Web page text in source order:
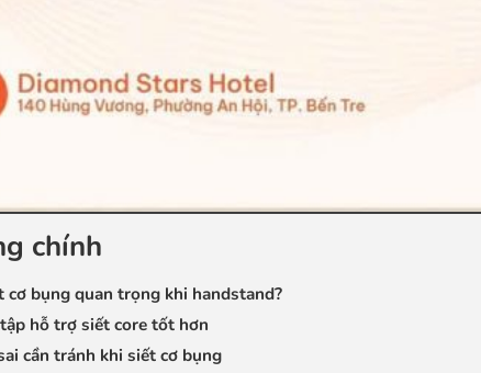
chính
cơ bụng quan trọng khi handstand?
hỗ trợ siết core tốt hơn
cần tránh khi siết cơ bụng